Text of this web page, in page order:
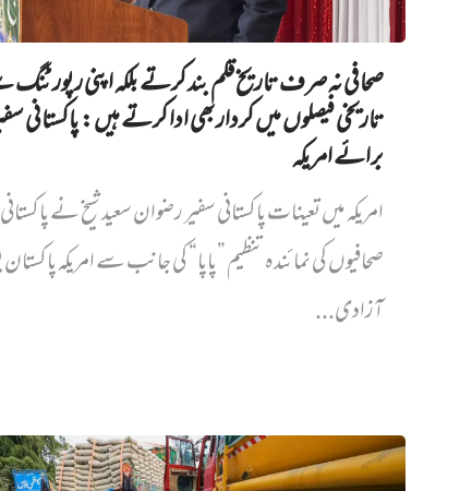
صحافی نہ صرف تاریخ قلم بند کرتے بلکہ اپنی
تاریخی فیصلوں میں کردار بھی ادا کرتے ہیں: پاکستانی
برائے امریکہ
امریکہ میں تعینات پاکستانی سفیر رضوان سعید شیخ نے
صحافیوں کی نمائندہ تنظیم ”پاپا“ کی جانب سے امریکہ
آزادی...